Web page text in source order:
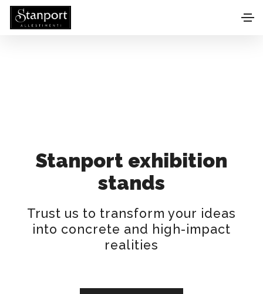
Stanport exhibition
stands
Trust us to transform your ideas
into concrete and high-impact
realities